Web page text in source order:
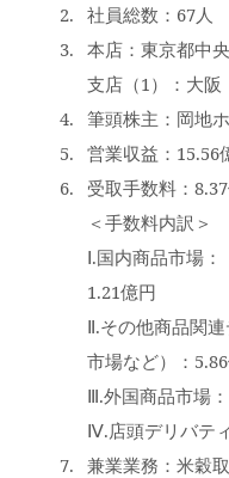
社員総数：67人
本店：東京都中
支店（1）：大阪
筆頭株主：岡地
営業収益：15.56
受取手数料：
＜手数料内訳＞
Ⅰ.国内商品市場
1.21億円
Ⅱ.その他商品関
市場など）：
Ⅲ.外国商品市場
Ⅳ.店頭デリバテ
兼業業務：米穀